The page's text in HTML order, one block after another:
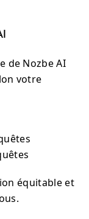
de Nozbe AI
votre
équitable et